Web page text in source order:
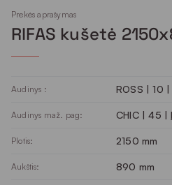
Prekės aprašymas
RIFAS kušetė
Audinys : ROSS | 10
Audinys maž. pag: CHIC | 45 |
Plotis: 2150 mm
Aukštis: 890 mm